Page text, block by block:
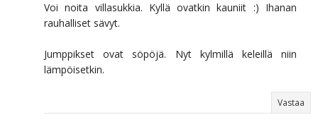
Voi noita villasukkia. Kyllä ovatkin kauniit :) Ihanan
rauhalliset sävyt.
Jumppikset ovat söpöjä. Nyt kylmillä keleillä niin
lämpöisetkin.
Vastaa